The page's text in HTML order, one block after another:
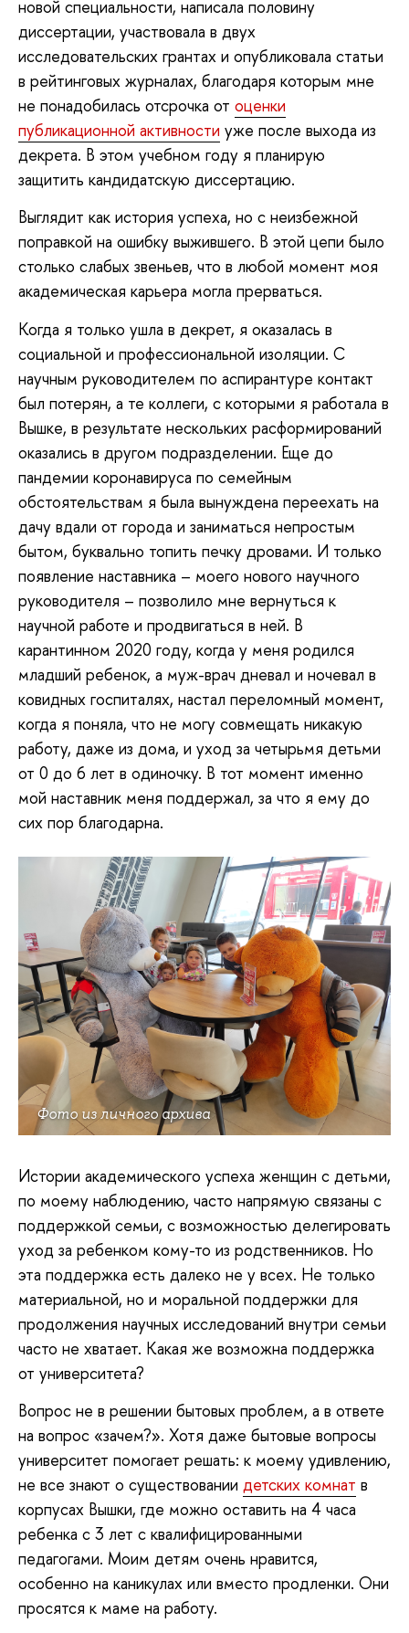
новой специальности, написала половину
диссертации, участвовала в двух
исследовательских грантах и опубликовала статьи
в рейтинговых журналах, благодаря которым мне
не понадобилась отсрочка от оценки
публикационной активности уже после выхода из
декрета. В этом учебном году я планирую
защитить кандидатскую диссертацию.
Выглядит как история успеха, но с неизбежной
поправкой на ошибку выжившего. В этой цепи было
столько слабых звеньев, что в любой момент моя
академическая карьера могла прерваться.
Когда я только ушла в декрет, я оказалась в
социальной и профессиональной изоляции. С
научным руководителем по аспирантуре контакт
был потерян, а те коллеги, с которыми я работала в
Вышке, в результате нескольких расформирований
оказались в другом подразделении. Еще до
пандемии коронавируса по семейным
обстоятельствам я была вынуждена переехать на
дачу вдали от города и заниматься непростым
бытом, буквально топить печку дровами. И только
появление наставника – моего нового научного
руководителя – позволило мне вернуться к
научной работе и продвигаться в ней. В
карантинном 2020 году, когда у меня родился
младший ребенок, а муж-врач дневал и ночевал в
ковидных госпиталях, настал переломный момент,
когда я поняла, что не могу совмещать никакую
работу, даже из дома, и уход за четырьмя детьми
от 0 до 6 лет в одиночку. В тот момент именно
мой наставник меня поддержал, за что я ему до
сих пор благодарна.
Фото из личного архива
Истории академического успеха женщин с детьми,
по моему наблюдению, часто напрямую связаны с
поддержкой семьи, с возможностью делегировать
уход за ребенком кому-то из родственников. Но
эта поддержка есть далеко не у всех. Не только
материальной, но и моральной поддержки для
продолжения научных исследований внутри семьи
часто не хватает. Какая же возможна поддержка
от университета?
Вопрос не в решении бытовых проблем, а в ответе
на вопрос «зачем?». Хотя даже бытовые вопросы
университет помогает решать: к моему удивлению,
не все знают о существовании детских комнат в
корпусах Вышки, где можно оставить на 4 часа
ребенка с 3 лет с квалифицированными
педагогами. Моим детям очень нравится,
особенно на каникулах или вместо продленки. Они
просятся к маме на работу.